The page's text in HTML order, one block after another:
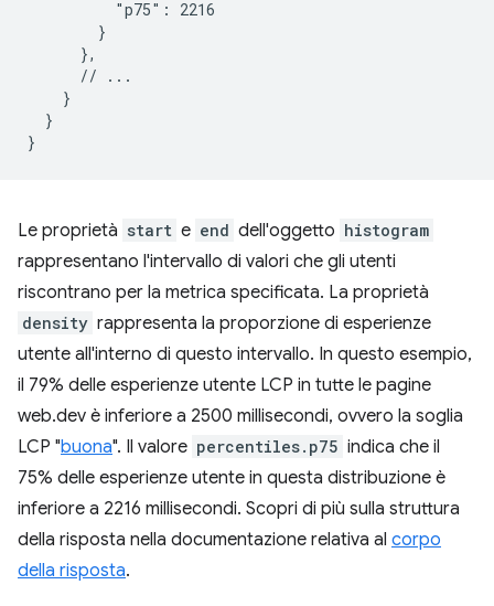
          "p75": 2216
        }
      },
      // ...
    }
  }
Le proprietà start e end dell'oggetto histogram
rappresentano l'intervallo di valori che gli utenti
riscontrano per la metrica specificata. La proprietà
density rappresenta la proporzione di esperienze
utente all'interno di questo intervallo. In questo esempio,
il 79% delle esperienze utente LCP in tutte le pagine
web.dev è inferiore a 2500 millisecondi, ovvero la soglia
LCP "buona". Il valore percentiles.p75 indica che il
75% delle esperienze utente in questa distribuzione è
inferiore a 2216 millisecondi. Scopri di più sulla struttura
della risposta nella documentazione relativa al corpo
della risposta.